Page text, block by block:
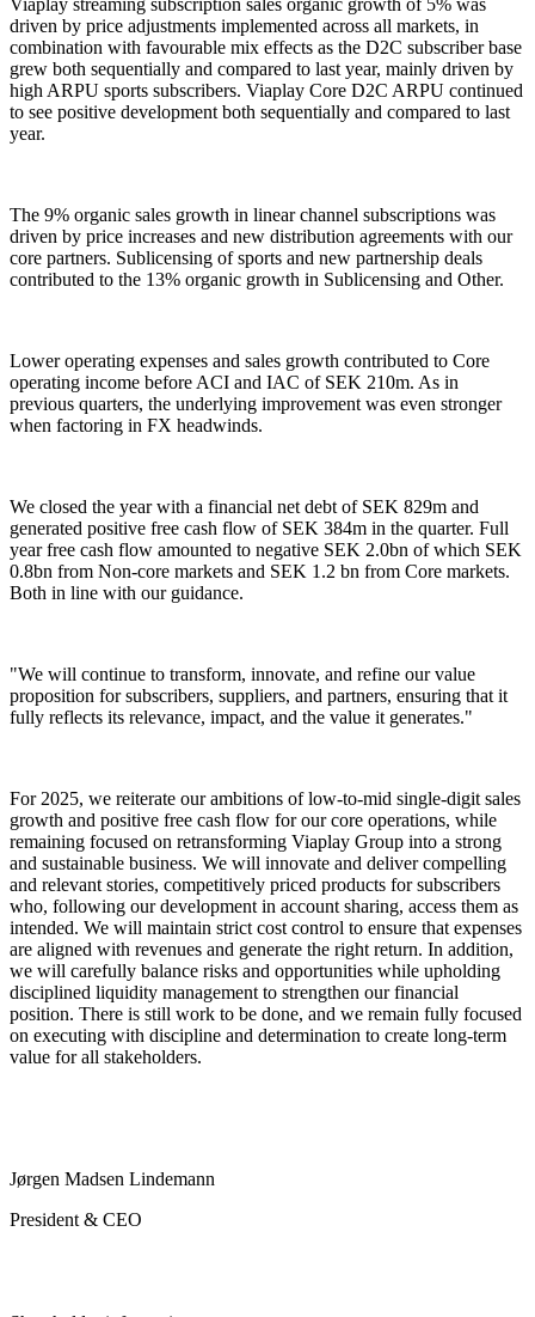
driven by price adjustments implemented across all markets, in
combination with favourable mix effects as the D2C subscriber base
grew both sequentially and compared to last year, mainly driven by
high ARPU sports subscribers. Viaplay Core D2C ARPU continued
to see positive development both sequentially and compared to last
year.
The 9% organic sales growth in linear channel subscriptions was
driven by price increases and new distribution agreements with our
core partners. Sublicensing of sports and new partnership deals
contributed to the 13% organic growth in Sublicensing and Other.
Lower operating expenses and sales growth contributed to Core
operating income before ACI and IAC of SEK 210m. As in
previous quarters, the underlying improvement was even stronger
when factoring in FX headwinds.
We closed the year with a financial net debt of SEK 829m and
generated positive free cash flow of SEK 384m in the quarter. Full
year free cash flow amounted to negative SEK 2.0bn of which SEK
0.8bn from Non-core markets and SEK 1.2 bn from Core markets.
Both in line with our guidance.
"We will continue to transform, innovate, and refine our value
proposition for subscribers, suppliers, and partners, ensuring that it
fully reflects its relevance, impact, and the value it generates."
For 2025, we reiterate our ambitions of low-to-mid single-digit sales
growth and positive free cash flow for our core operations, while
remaining focused on retransforming Viaplay Group into a strong
and sustainable business. We will innovate and deliver compelling
and relevant stories, competitively priced products for subscribers
who, following our development in account sharing, access them as
intended. We will maintain strict cost control to ensure that expenses
are aligned with revenues and generate the right return. In addition,
we will carefully balance risks and opportunities while upholding
disciplined liquidity management to strengthen our financial
position. There is still work to be done, and we remain fully focused
on executing with discipline and determination to create long-term
value for all stakeholders.
Jørgen Madsen Lindemann
President & CEO